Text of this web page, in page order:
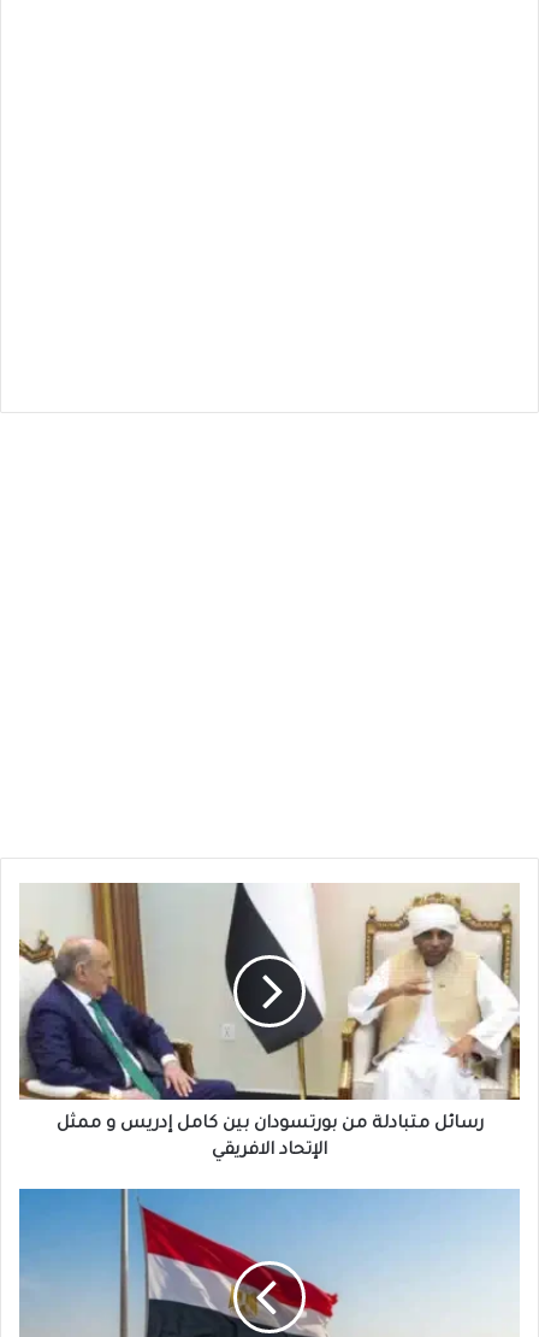
متبادلة
من
بورتسودان
بين
كامل
إدريس
و
ممثل
الإتحادرسائل متبادلة من بورتسودان بين كامل إدريس و ممثل
الإتحاد الافريقي